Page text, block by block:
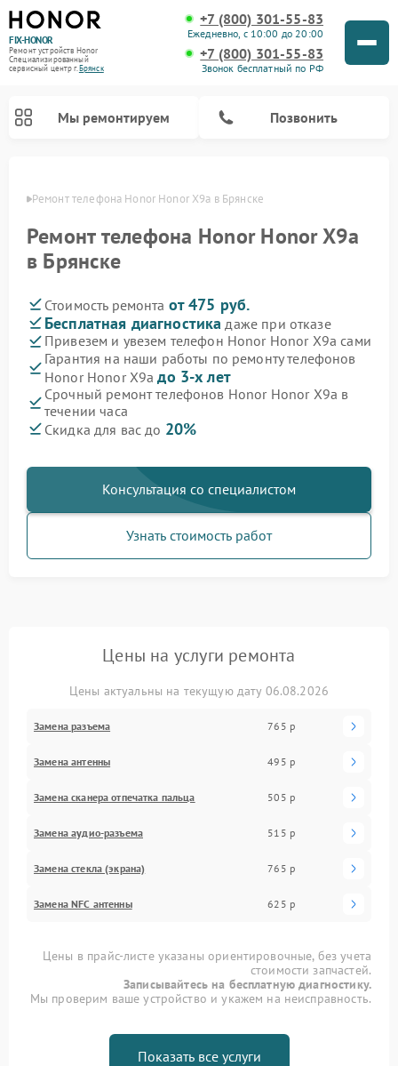
FIX-HONOR
Ремонт устройств Honor
Специализированный
cервисный центр г.Брянск
+7 (800) 301-55-83
Ежедневно, с 10:00 до 20:00
+7 (800) 301-55-83
Звонок бесплатный по РФ
Мы ремонтируем Позвонить
Ремонт телефона Honor Honor X9a в Брянске
Ремонт телефона Honor Honor X9a
в Брянске
Стоимость ремонта от 475 руб.
Бесплатная диагностика даже при отказе
Привезем и увезем телефон Honor Honor X9a сами
Гарантия на наши работы по ремонту телефонов
Honor Honor X9aдо 3-х лет
Срочный ремонт телефонов Honor Honor X9a в
течении часа
Скидка для вас до 20%
Консультация со специалистом
Узнать стоимость работ
Цены на услуги ремонта
Цены актуальны на текущую дату 06.08.2026
Замена разъема 765 р
Замена антенны 495 р
Замена сканера отпечатка пальца 505 р
Замена аудио-разъема 515 р
Замена стекла (экрана) 765 р
Замена NFC антенны 625 р
Цены в прайс-листе указаны ориентировочные, без учета
стоимости запчастей.
Записывайтесь на бесплатную диагностику.
Мы проверим ваше устройство и укажем на неисправность.
Показать все услуги